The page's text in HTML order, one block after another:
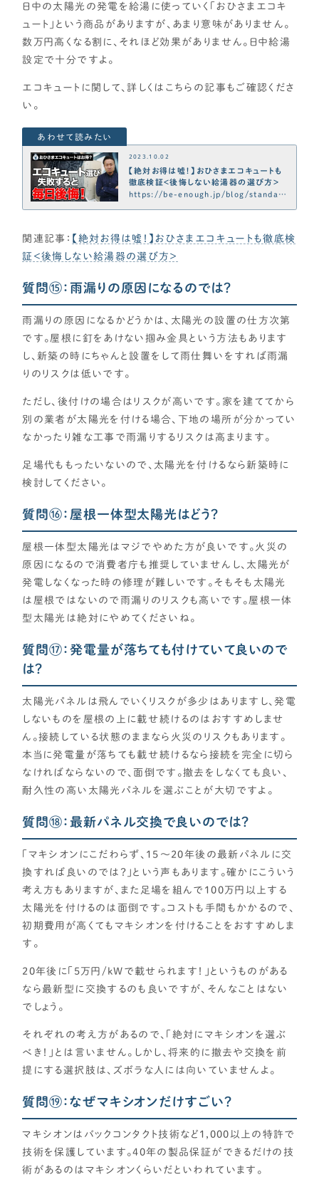
日中の太陽光の発電を給湯に使っていく「おひさまエコキ
ュート」という商品がありますが、あまり意味がありません。
数万円高くなる割に、それほど効果がありません。日中給湯
設定で十分ですよ。
エコキュートに関して、詳しくはこちらの記事もご確認くださ
い。
2023.10.02
【絶対お得は嘘！】おひさまエコキュートも
徹底検証＜後悔しない給湯器の選び方＞
https://be-enough.jp/blog/standard
関連記事： 【絶対お得は嘘！】おひさまエコキュートも徹底検
証＜後悔しない給湯器の選び方＞
質問⑮：雨漏りの原因になるのでは？
雨漏りの原因になるかどうかは、太陽光の設置の仕方次第
です。屋根に釘をあけない掴み金具という方法もあります
し、新築の時にちゃんと設置をして雨仕舞いをすれば雨漏
りのリスクは低いです。
ただし、後付けの場合はリスクが高いです。家を建ててから
別の業者が太陽光を付ける場合、下地の場所が分かってい
なかったり雑な工事で雨漏りするリスクは高まります。
足場代ももったいないので、太陽光を付けるなら新築時に
検討してください。
質問⑯：屋根一体型太陽光はどう？
屋根一体型太陽光はマジでやめた方が良いです。火災の
原因になるので消費者庁も推奨していませんし、太陽光が
発電しなくなった時の修理が難しいです。そもそも太陽光
は屋根ではないので雨漏りのリスクも高いです。屋根一体
型太陽光は絶対にやめてくださいね。
質問⑰：発電量が落ちても付けていて良いので
は？
太陽光パネルは飛んでいくリスクが多少はありますし、発電
しないものを屋根の上に載せ続けるのはおすすめしませ
ん。接続している状態のままなら火災のリスクもあります。
本当に発電量が落ちても載せ続けるなら接続を完全に切ら
なければならないので、面倒です。撤去をしなくても良い、
耐久性の高い太陽光パネルを選ぶことが大切ですよ。
質問⑱：最新パネル交換で良いのでは？
「マキシオンにこだわらず、15～20年後の最新パネルに交
換すれば良いのでは？」という声もあります。確かにこういう
考え方もありますが、また足場を組んで100万円以上する
太陽光を付けるのは面倒です。コストも手間もかかるので、
初期費用が高くてもマキシオンを付けることをおすすめしま
す。
20年後に「5万円/kWで載せられます！」というものがある
なら最新型に交換するのも良いですが、そんなことはない
でしょう。
それぞれの考え方があるので、「絶対にマキシオンを選ぶ
べき！」とは言いません。しかし、将来的に撤去や交換を前
提にする選択肢は、ズボラな人には向いていませんよ。
質問⑲：なぜマキシオンだけすごい？
マキシオンはバックコンタクト技術など1,000以上の特許で
技術を保護しています。40年の製品保証ができるだけの技
術があるのはマキシオンくらいだといわれています。